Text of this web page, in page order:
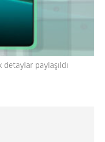
paylaşıldı